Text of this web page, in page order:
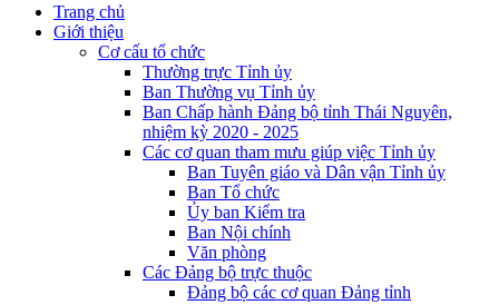
Trang chủ
Giới thiệu
Cơ cấu tổ chức
Thường trực Tỉnh ủy
Ban Thường vụ Tỉnh ủy
Ban Chấp hành Đảng bộ tỉnh Thái Nguyên,
nhiệm kỳ 2020 - 2025
Các cơ quan tham mưu giúp việc Tỉnh ủy
Ban Tuyên giáo và Dân vận Tỉnh ủy
Ban Tổ chức
Ủy ban Kiểm tra
Ban Nội chính
Văn phòng
Các Đảng bộ trực thuộc
Đảng bộ các cơ quan Đảng tỉnh